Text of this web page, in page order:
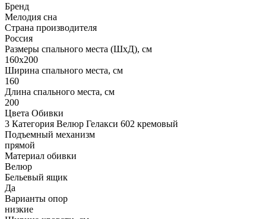
Бренд
Мелодия сна
Страна производителя
Россия
Размеры спального места (ШхД), см
160х200
Ширина спального места, см
160
Длина спального места, см
200
Цвета Обивки
3 Категория Велюр Гелакси 602 кремовый
Подъемный механизм
прямой
Материал обивки
Велюр
Бельевый ящик
Да
Варианты опор
низкие